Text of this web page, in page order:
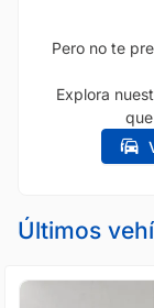
Pero no te
Explora
Últimos